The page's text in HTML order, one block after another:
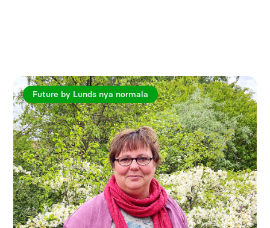
Future by Lunds nya normala